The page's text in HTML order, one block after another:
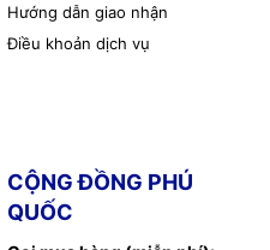
Hướng dẫn giao nhận
Điều khoản dịch vụ
CỘNG ĐỒNG PHÚ
QUỐC